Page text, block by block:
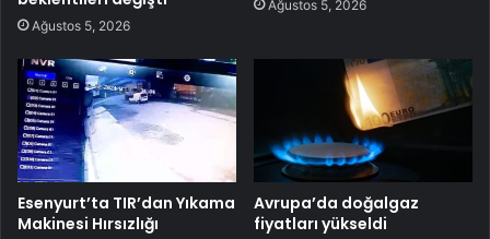
Ağustos 5, 2026
Ağustos 5, 2026
Esenyurt’ta TIR’dan Yıkama
Makinesi Hırsızlığı
Avrupa’da doğalgaz
fiyatları yükseldi